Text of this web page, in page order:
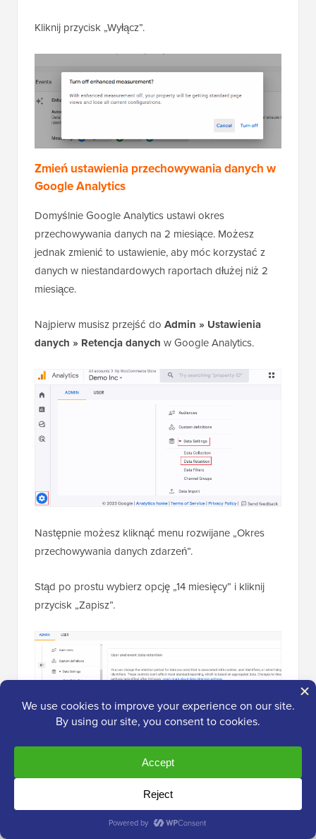
Kliknij przycisk „Wyłącz”.
Zmień ustawienia przechowywania danych w
Google Analytics
Domyślnie Google Analytics ustawi okres
przechowywania danych na 2 miesiące. Możesz
jednak zmienić to ustawienie, aby móc korzystać z
danych w niestandardowych raportach dłużej niż 2
miesiące.
Najpierw musisz przejść do Admin » Ustawienia
danych » Retencja danych w Google Analytics.
Następnie możesz kliknąć menu rozwijane „Okres
przechowywania danych zdarzeń”.
Stąd po prostu wybierz opcję „14 miesięcy” i kliknij
przycisk „Zapisz”.
czasu, zanim wyświetli Twoje statystyki.
Wskazówka Pro:Google Analytics